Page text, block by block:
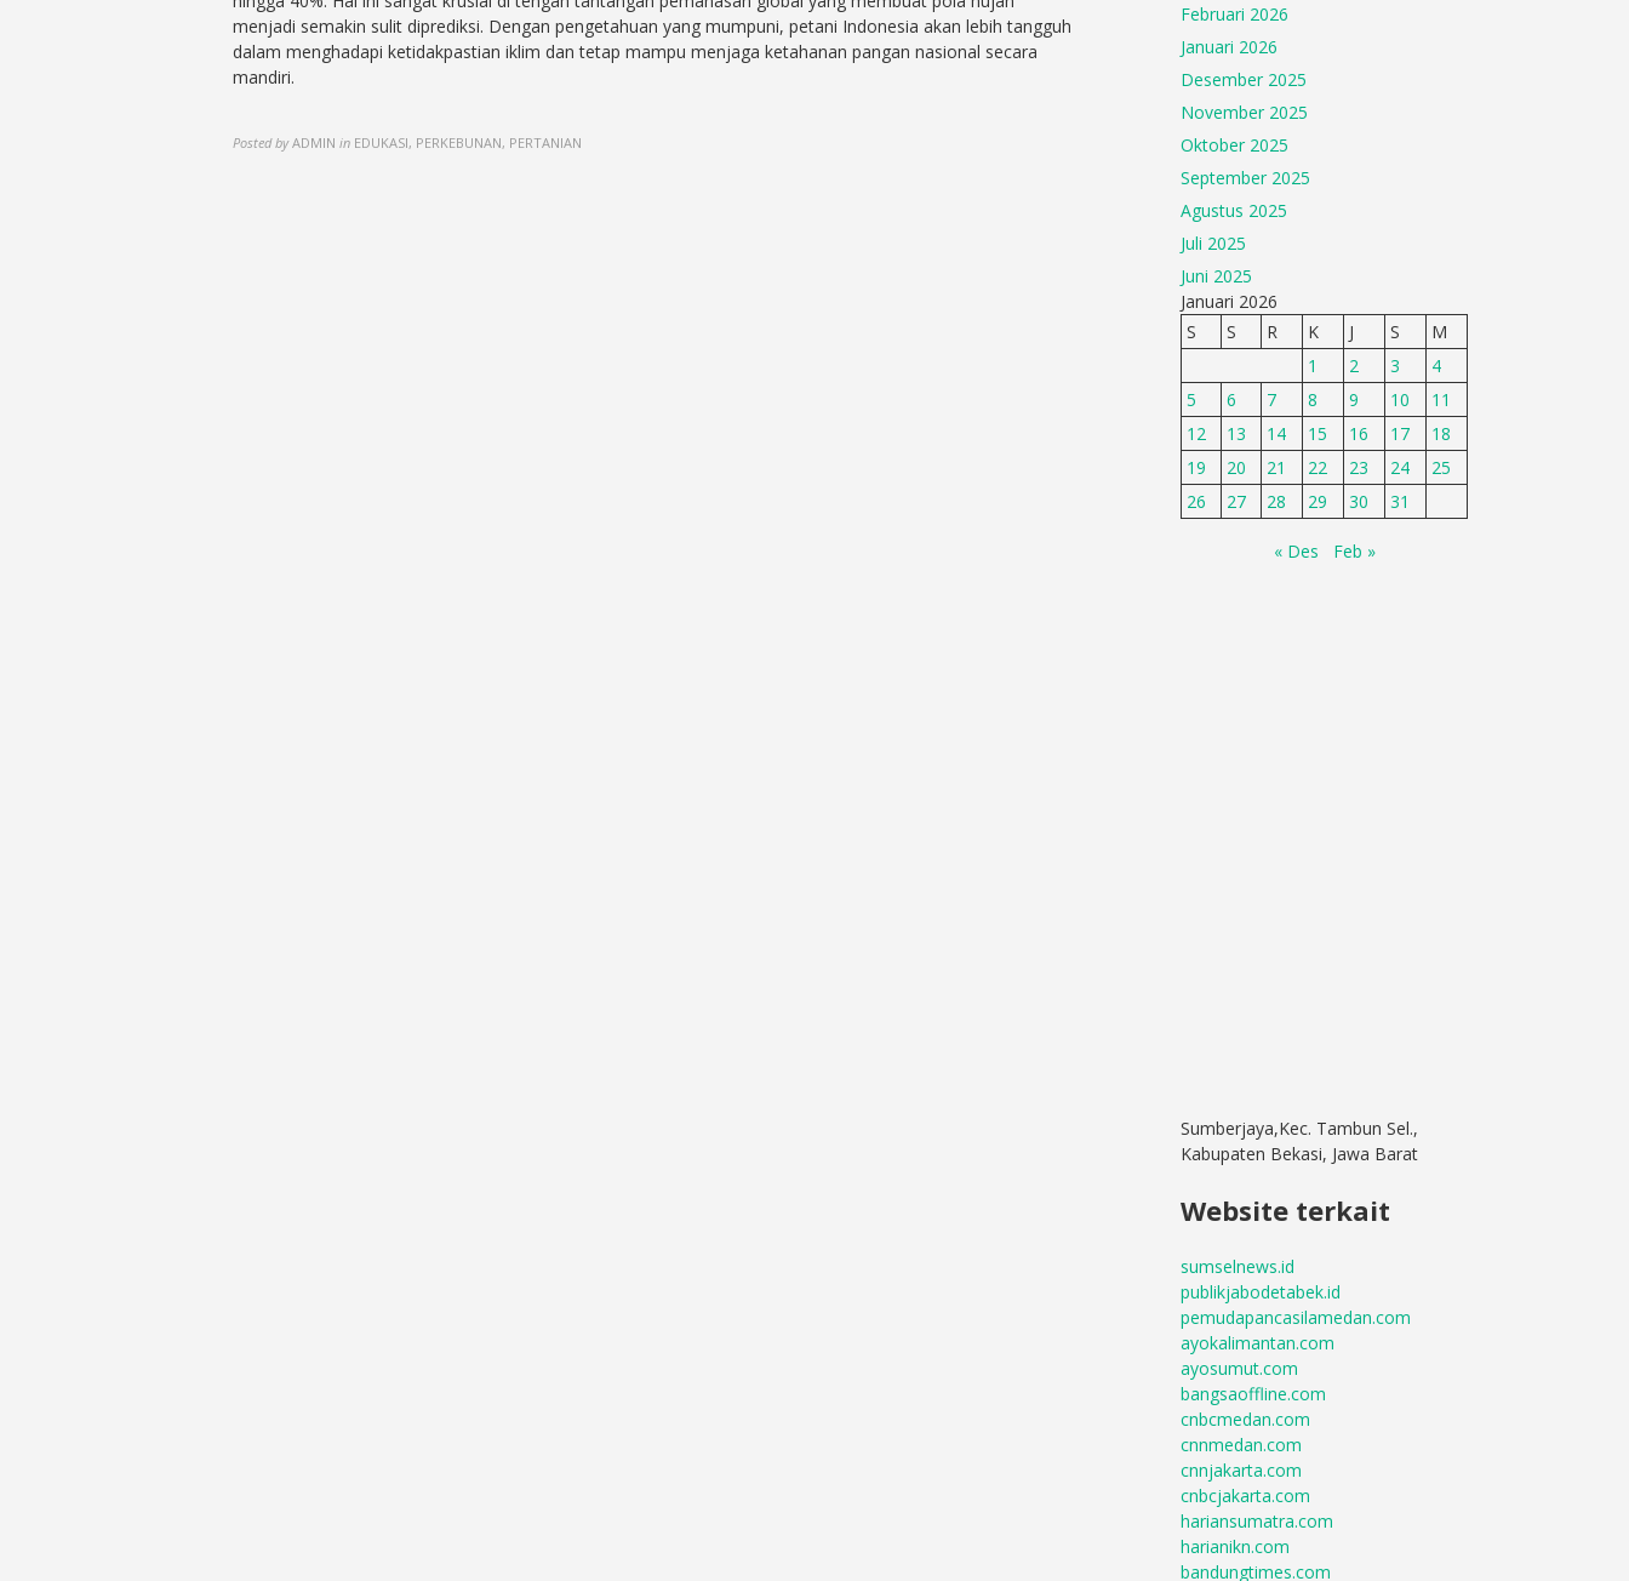
menjadi semakin sulit diprediksi. Dengan pengetahuan yang mumpuni, petani Indonesia akan lebih tangguh
dalam menghadapi ketidakpastian iklim dan tetap mampu menjaga ketahanan pangan nasional secara
mandiri.
Posted by ADMIN in EDUKASI, PERKEBUNAN, PERTANIAN
Februari 2026
Januari 2026
Desember 2025
November 2025
Oktober 2025
September 2025
Agustus 2025
Juli 2025
Juni 2025
Januari 2026
S
S R K J S
M
1
2 3
4
5
6 7 8 9 10
11
12
13 14 15 16 17
18
19
20 21 22 23 24
25
26
27 28 29 30 31
« Des Feb »
Sumberjaya,Kec. Tambun Sel.,
Kabupaten Bekasi, Jawa Barat
Website terkait
sumselnews.id
publikjabodetabek.id
pemudapancasilamedan.com
ayokalimantan.com
ayosumut.com
bangsaoffline.com
cnbcmedan.com
cnnmedan.com
cnnjakarta.com
cnbcjakarta.com
hariansumatra.com
harianikn.com
bandungtimes.com